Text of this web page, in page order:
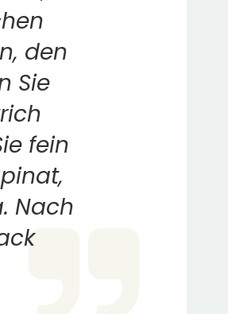
den
Sie
fein
Nach